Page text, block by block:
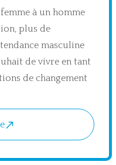
femme à un homme
plus de
masculine
de vivre en tant
de changement